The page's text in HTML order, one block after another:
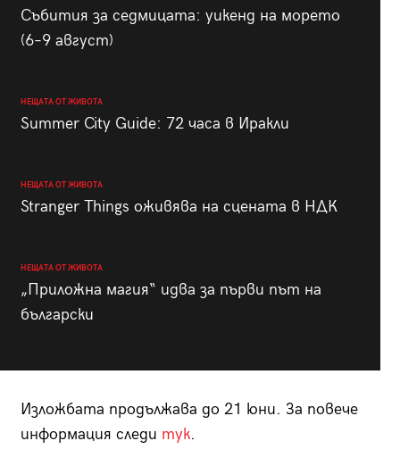
Събития за седмицата: уикенд на морето
(6–9 август)
НЕЩАТА ОТ ЖИВОТА
Summer City Guide: 72 часа в Иракли
НЕЩАТА ОТ ЖИВОТА
Stranger Things оживява на сцената в НДК
НЕЩАТА ОТ ЖИВОТА
„Приложна магия“ идва за първи път на
български
Изложбата продължава до 21 юни. За повече
информация следи тук.